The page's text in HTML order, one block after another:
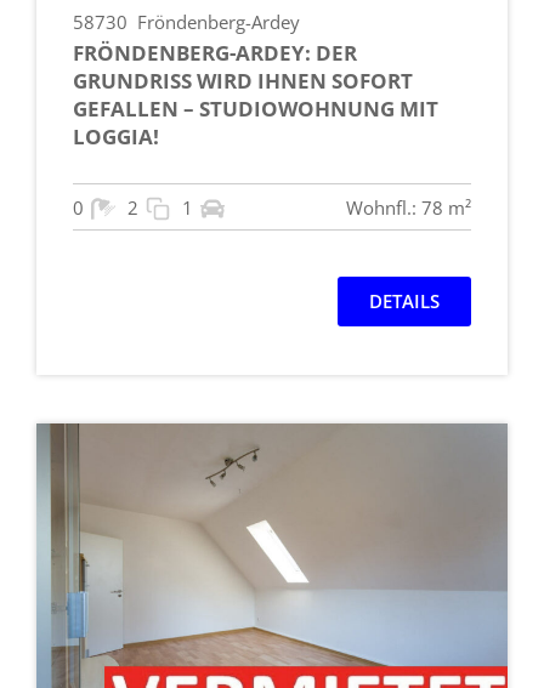
58730 Fröndenberg-Ardey
FRÖNDENBERG-ARDEY: DER
GRUNDRISS WIRD IHNEN SOFORT
GEFALLEN – STUDIOWOHNUNG MIT
LOGGIA!
0 2 1 Wohnfl.: 78 m²
DETAILS